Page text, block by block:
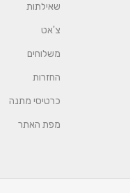
שאילתות
צ'אט
משלוחים
החזרות
כרטיסי מתנה
מפת האתר